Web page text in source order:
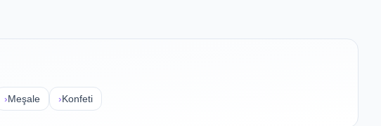
›Meşale ›Konfeti